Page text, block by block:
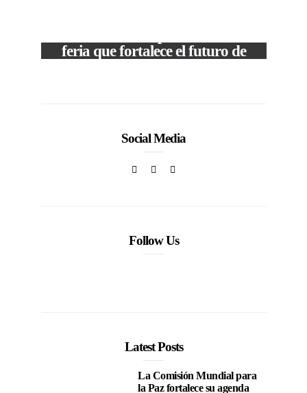
feria que fortalece el futuro de
Social Media
Follow Us
Latest Posts
La Comisión Mundial para
la Paz fortalece su agenda